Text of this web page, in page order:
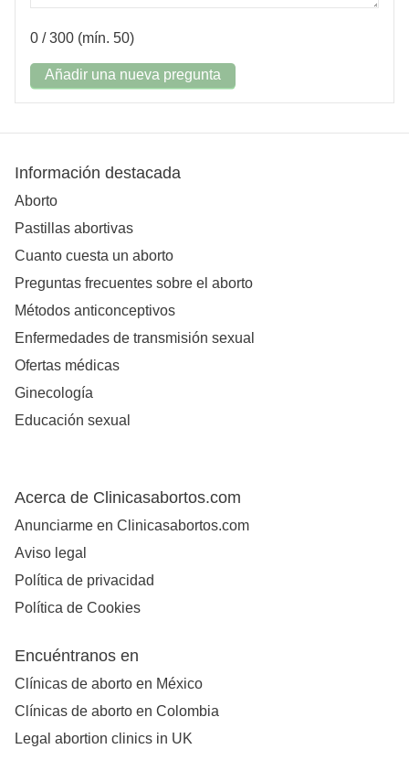
0 / 300 (mín. 50)
Añadir una nueva pregunta
Información destacada
Aborto
Pastillas abortivas
Cuanto cuesta un aborto
Preguntas frecuentes sobre el aborto
Métodos anticonceptivos
Enfermedades de transmisión sexual
Ofertas médicas
Ginecología
Educación sexual
Acerca de Clinicasabortos.com
Anunciarme en Clinicasabortos.com
Aviso legal
Política de privacidad
Política de Cookies
Encuéntranos en
Clínicas de aborto en México
Clínicas de aborto en Colombia
Legal abortion clinics in UK